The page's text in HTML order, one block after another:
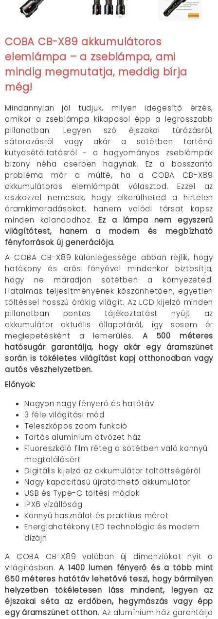
COBA CB-X89 akkumulátoros
elemlámpa – a zseblámpa, ami
mindig megmutatja, meddig bírja
még!
Mindannyian jól tudjuk, milyen idegesítő érzés,
amikor a zseblámpa kikapcsol épp a legrosszabb
pillanatban. Legyen szó éjszakai túrázásról,
sátorozásról vagy akár a sötétben történő
kutyasétáltatásról - a hagyományos zseblámpák
bizony néha cserben hagynak. Ez a bosszantó
probléma már a múlté, ha a COBA CB-X89
akkumulátoros elemlámpát választod. Ezzel az
eszközzel nemcsak, hogy elkerülheted a hirtelen
áramkimaradásokat, hanem valódi társat kapsz
minden kalandodhoz. Ez a lámpa nem egyszerű
világítótest, hanem a modern és megbízható
fényforrások új generációja.
A COBA CB-X89 különlegessége abban rejlik, hogy
hatékony és erős fényével mindenkor biztosítja,
hogy ne maradjon sötétben a környezeted.
Hatalmas teljesítményének köszönhetően, egyetlen
töltéssel hosszú órákig világít. Az LCD kijelző minden
pillanatban pontos tájékoztatást nyújt az
akkumulátor aktuális állapotáról, így sosem ér
meglepetésként a lemerülés. A 500 méteres
hatósugár garantálja, hogy akár egy áramszünet
során is tökéletes világítást kapj otthonodban vagy
autós vészhelyzetben.
Előnyök:
Nagyon nagy fényerő és hatótáv
3 féle világítási mód
Teleszkópos zoom funkció
Tartós alumínium ötvözet ház
Fluoreszkáló film réteg a sötétben való könnyű
megtalálásért
Digitális kijelző az akkumulátor töltöttségéről
Nagy kapacitású újratölthető akkumulátor
USB és Type-C töltési módok
IPX6 vízállóság
Könnyű használat és praktikus méret
Energiahatékony LED technológia és modern
dizájn
A COBA CB-X89 valóban új dimenziókat nyit a
világításban.A 1400 lumen fényerő és a több mint
650 méteres hatótáv lehetővé teszi, hogy bármilyen
helyzetben tökéletesen láss mindent, legyen az
éjszakai séta az erdőben, hegymászás vagy épp
egy áramszünet otthon. Az alumínium ház garantálja